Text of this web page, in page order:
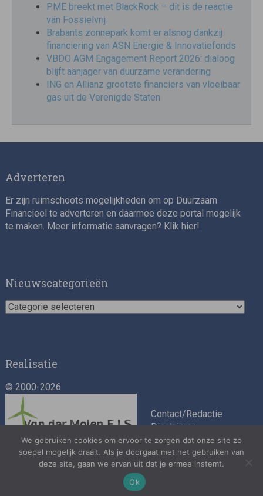
PME breekt met BlackRock – dit is de reactie
van Fossielvrij
Brabants zonnepark komt er alsnog dankzij
financiering van ASN Energie & Innovatiefonds
VBDO AGM Engagement Report 2026: dialoog
blijft aanjager van duurzame verandering
ING en Allianz grootste financiers van vloeibaar
gas uit de Verenigde Staten
Adverteren
Er zijn ruimschoots mogelijkheden om op Duurzaam
Financieel te adverteren en daarmee deze portal mogelijk
te maken. Meer informatie aanvragen? Klik hier!
Nieuwscategorieën
Nieuwscategorieën
Realisatie
© 2000-2026
Contact/Redactie
Disclaimer
Algemene
voorwaarden
Privacybeleid
We gebruiken cookies om ervoor te zorgen dat onze site zo
soepel mogelijk draait. Als je doorgaat met het gebruiken van
deze site, gaan we ervan uit dat je ermee instemt.
Ok